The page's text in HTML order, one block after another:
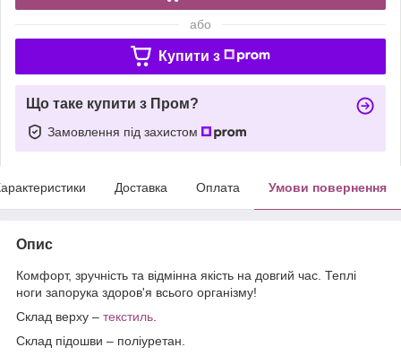
або
Купити з
Що таке купити з Пром?
Замовлення під захистом
Доставка Оплата Умови повернення
Опис
Комфорт, зручність та відмінна якість на довгий час. Теплі
ноги запорука здоров'я всього організму!
Склад верху – текстиль
Склад підошви – поліуретан.